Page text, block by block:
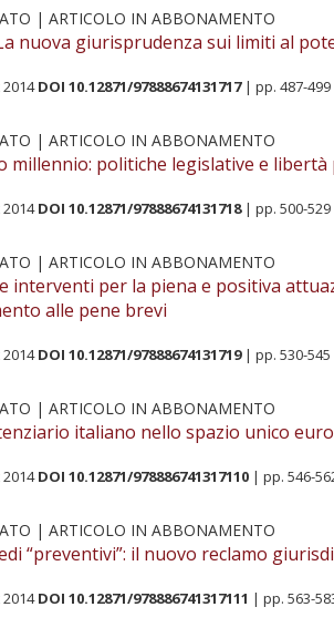
| ARTICOLO IN ABBONAMENTO
nuova giurisprudenza sui limiti al
DOI 10.12871/97888674131717 | pp. 487-499
| ARTICOLO IN ABBONAMENTO
millennio: politiche legislative e libertà
DOI 10.12871/97888674131718 | pp. 500-529
| ARTICOLO IN ABBONAMENTO
interventi per la piena e positiva
alle pene brevi
DOI 10.12871/97888674131719 | pp. 530-545
| ARTICOLO IN ABBONAMENTO
italiano nello spazio unico
DOI 10.12871/978886741317110 | pp. 546-
| ARTICOLO IN ABBONAMENTO
“preventivi”: il nuovo reclamo
DOI 10.12871/978886741317111 | pp. 563-